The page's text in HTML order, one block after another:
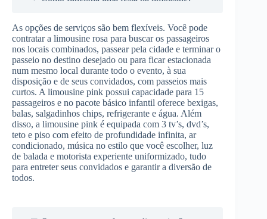
As opções de serviços são bem flexíveis. Você pode
contratar a limousine rosa para buscar os passageiros
nos locais combinados, passear pela cidade e terminar o
passeio no destino desejado ou para ficar estacionada
num mesmo local durante todo o evento, à sua
disposição e de seus convidados, com passeios mais
curtos. A limousine pink possui capacidade para 15
passageiros e no pacote básico infantil oferece bexigas,
balas, salgadinhos chips, refrigerante e água. Além
disso, a limousine pink é equipada com 3 tv’s, dvd’s,
teto e piso com efeito de profundidade infinita, ar
condicionado, música no estilo que você escolher, luz
de balada e motorista experiente uniformizado, tudo
para entreter seus convidados e garantir a diversão de
todos.